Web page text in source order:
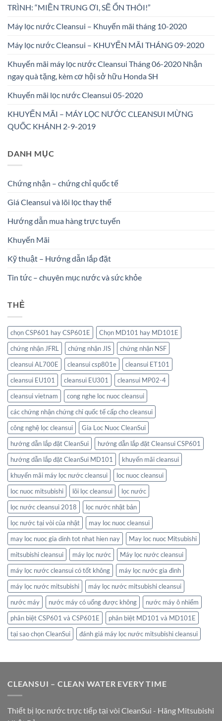
TRÌNH: “MIỀN TRUNG ƠI, SẼ ỔN THÔI!”
Máy lọc nước Cleansui – Khuyến mãi tháng 10-2020
Máy lọc nước Cleansui – KHUYẾN MÃI THÁNG 09-2020
Khuyến mãi máy lọc nước Cleansui Tháng 06-2020 Nhận
ngay quà tặng, kèm cơ hội sở hữu Honda SH
Khuyến mãi lọc nước Cleansui 05-2020
KHUYẾN MÃI – MÁY LỌC NƯỚC CLEANSUI MỪNG
QUỐC KHÁNH 2-9-2019
DANH MỤC
Chứng nhận – chứng chỉ quốc tế
Giá Cleansui và lõi lọc thay thế
Hướng dẫn mua hàng trực tuyến
Khuyến Mãi
Kỹ thuật – Hướng dẫn lắp đặt
Tin tức – chuyên mục nước và sức khỏe
THẺ
chọn CSP601 hay CSP601E
Chọn MD101 hay MD101E
chứng nhận JFRL
chứng nhận JIS
chứng nhận NSF
cleansui AL700E
cleansui csp801e
cleansui ET101
cleansui EU101
cleansui EU301
cleansui MP02-4
cleansui vietnam
cong nghe loc nuoc cleansui
các chứng nhận chứng chỉ quốc tế cấp cho cleansui
công nghệ lọc cleansui
Gia Loc Nuoc CleanSui
hướng dẫn lắp đặt CleanSui
hướng dẫn lắp đặt Cleansui CSP601
hướng dẫn lắp đặt CleanSui MD101
khuyến mãi cleansui
khuyến mãi máy lọc nước cleansui
loc nuoc cleansui
loc nuoc mitsubishi
lõi lọc cleansui
lọc nước
lọc nước cleansui 2018
lọc nước nhật bản
lọc nước tại vòi của nhật
may loc nuoc cleansui
may loc nuoc gia dinh tot nhat hien nay
May loc nuoc Mitsubishi
mitsubishi cleansui
máy lọc nước
Máy lọc nước cleansui
máy lọc nước cleansui có tốt không
máy lọc nước gia đình
máy lọc nước mitsubishi
máy lọc nước mitsubishi cleansui
nước máy
nước máy có uống được không
nước máy ô nhiểm
phân biệt CSP601 và CSP601E
phân biệt MD101 và MD101E
tại sao chọn CleanSui
đánh giá máy lọc nước mitsubishi cleansui
CLEANSUI – CLEAN WATER EVERY TIME
Thiết bị lọc nước trực tiếp tại vòi CleanSui - Hãng Mitsubishi